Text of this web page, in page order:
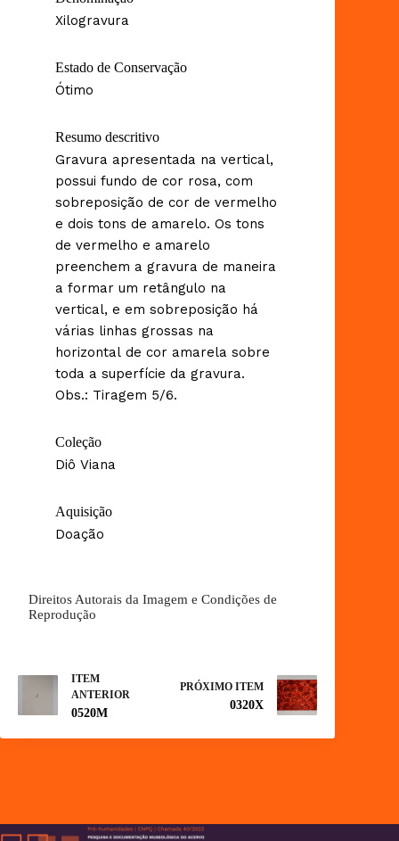
Xilogravura
Estado de Conservação
Ótimo
Resumo descritivo
Gravura apresentada na vertical,
possui fundo de cor rosa, com
sobreposição de cor de vermelho
e dois tons de amarelo. Os tons
de vermelho e amarelo
preenchem a gravura de maneira
a formar um retângulo na
vertical, e em sobreposição há
várias linhas grossas na
horizontal de cor amarela sobre
toda a superfície da gravura.
Obs.: Tiragem 5/6.
Coleção
Diô Viana
Aquisição
Doação
Direitos Autorais da Imagem e Condições de
Reprodução
ITEM
ANTERIOR
0520M
PRÓXIMO ITEM
0320X